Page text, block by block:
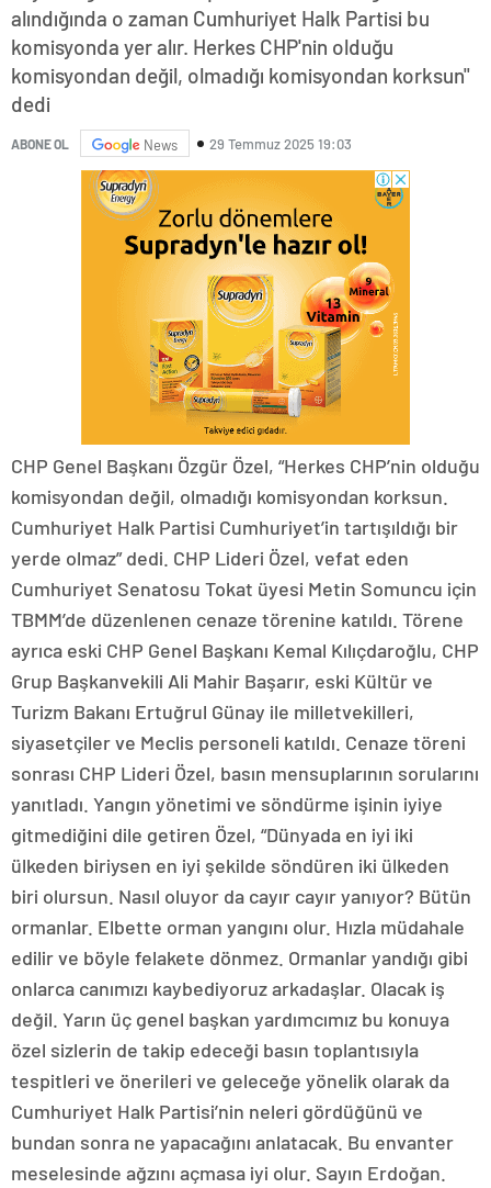
alındığında o zaman Cumhuriyet Halk Partisi bu
komisyonda yer alır. Herkes CHP'nin olduğu
komisyondan değil, olmadığı komisyondan korksun"
dedi
ABONE OL News 29 Temmuz 2025 19:03
CHP Genel Başkanı Özgür Özel, “Herkes CHP’nin olduğu
komisyondan değil, olmadığı komisyondan korksun.
Cumhuriyet Halk Partisi Cumhuriyet’in tartışıldığı bir
yerde olmaz” dedi. CHP Lideri Özel, vefat eden
Cumhuriyet Senatosu Tokat üyesi Metin Somuncu için
TBMM’de düzenlenen cenaze törenine katıldı. Törene
ayrıca eski CHP Genel Başkanı Kemal Kılıçdaroğlu, CHP
Grup Başkanvekili Ali Mahir Başarır, eski Kültür ve
Turizm Bakanı Ertuğrul Günay ile milletvekilleri,
siyasetçiler ve Meclis personeli katıldı. Cenaze töreni
sonrası CHP Lideri Özel, basın mensuplarının sorularını
yanıtladı. Yangın yönetimi ve söndürme işinin iyiye
gitmediğini dile getiren Özel, “Dünyada en iyi iki
ülkeden biriysen en iyi şekilde söndüren iki ülkeden
biri olursun. Nasıl oluyor da cayır cayır yanıyor? Bütün
ormanlar. Elbette orman yangını olur. Hızla müdahale
edilir ve böyle felakete dönmez. Ormanlar yandığı gibi
onlarca canımızı kaybediyoruz arkadaşlar. Olacak iş
değil. Yarın üç genel başkan yardımcımız bu konuya
özel sizlerin de takip edeceği basın toplantısıyla
tespitleri ve önerileri ve geleceğe yönelik olarak da
Cumhuriyet Halk Partisi’nin neleri gördüğünü ve
bundan sonra ne yapacağını anlatacak. Bu envanter
meselesinde ağzını açmasa iyi olur. Sayın Erdoğan.